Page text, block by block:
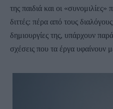
της παιδιά και οι «συνομιλίες»
διττές: πέρα από τους
δημιουργίες της, υπάρχουν
σχέσεις που τα έργα υφαίνουν